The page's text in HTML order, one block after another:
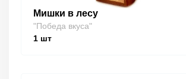
Мишки в лесу
"Победа вкуса"
1 шт